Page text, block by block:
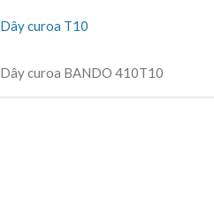
Dây curoa T10
Dây curoa BANDO 410T10